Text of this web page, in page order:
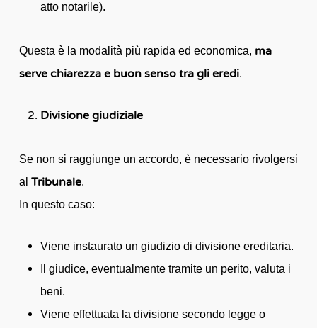
atto notarile).
Questa è la modalità più rapida ed economica, ma
serve chiarezza e buon senso tra gli eredi.
Divisione giudiziale
Se non si raggiunge un accordo, è necessario rivolgersi
al Tribunale.
In questo caso:
Viene instaurato un giudizio di divisione ereditaria.
Il giudice, eventualmente tramite un perito, valuta i
beni.
Viene effettuata la divisione secondo legge o